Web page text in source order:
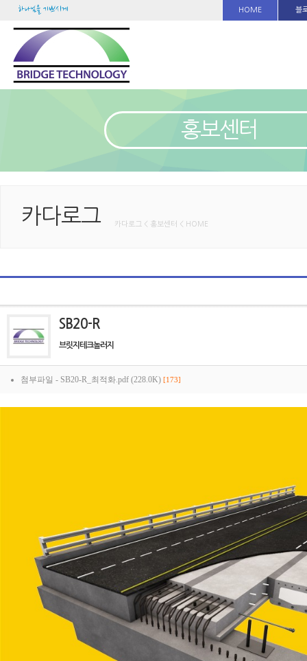
하나님을 기쁘시게 HOME 블
홍보센터
카다로그 카다로그 < 홍보센터 < HOME
SB20-R
브릿지테크놀러지
첨부파일 - SB20-R_최적화.pdf (228.0K) [173]